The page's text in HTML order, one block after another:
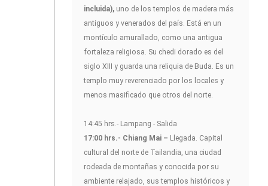
incluida), uno de los templos de madera más
antiguos y venerados del país. Está en un
montículo amurallado, como una antigua
fortaleza religiosa. Su chedi dorado es del
siglo XIII y guarda una reliquia de Buda. Es un
templo muy reverenciado por los locales y
menos masificado que otros del norte.
14:45 hrs.- Lampang - Salida
17:00 hrs.- Chiang Mai – Llegada. Capital
cultural del norte de Tailandia, una ciudad
rodeada de montañas y conocida por su
ambiente relajado, sus templos históricos y